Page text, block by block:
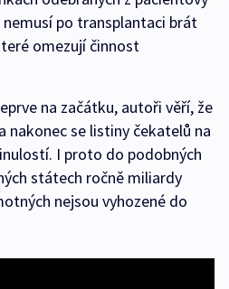
po transplantaci brát
omezují činnost
na začátku, autoři věří, že
nakonec se listiny čekatelů na
I proto do podobných
státech ročně miliardy
nejsou vyhozené do